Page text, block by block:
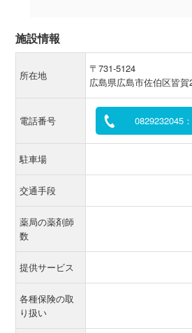
施設情報
所在地
〒731-5124
広島県広島市佐伯区皆賀
電話番号 0829232045
駐車場
交通手段
薬局の薬剤師
数
提供サービス
各種保険の取
り扱い